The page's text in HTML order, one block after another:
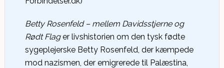
Betty Rosenfeld – mellem Davidsstjerne og
Rødt Flager livshistorien om den tysk fødte
sygeplejerske Betty Rosenfeld, der kæmpede
mod nazismen, der emigrerede til Palæstina,